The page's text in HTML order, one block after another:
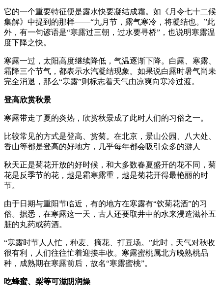
它的一个重要特征便是露水快要凝结成霜。如《月令七十二候
集解》中提到的那样——“九月节，露气寒冷，将凝结也。”此
外，有一句谚语是“寒露过三朝，过水要寻桥”，也说明寒露温
度下降之快。
寒露一过，太阳高度继续降低，气温逐渐下降。白露、寒露、
霜降三个节气，都表示水汽凝结现象。如果说白露时暑气尚未
完全消退，那么“寒露”则标志着天气由凉爽向寒冷过渡。
登高欣赏秋景
寒露带走了夏的炎热，欣赏秋景成了此时人们的习俗之一。
比较常见的方式是登高、赏菊。在北京，景山公园、八大处、
香山等都是登高的好地方，几乎每年都会吸引众多的游人
秋天正是菊花开放的好时候，和大多数春夏盛开的花不同，菊
花是反季节的花，越是霜寒露重，越是菊花开得最艳丽的时
节。
由于日期与重阳节临近，有的地方在寒露有“饮菊花酒”的习
俗。据悉，在寒露这一天，古人还要取井中的水来浸造滋补五
脏的丸药或药酒。
“寒露时节人人忙，种麦、摘花、打豆场。”此时，天气对秋收
很有利，人们往往忙着迎接丰收。寒露蜜桃属北方晚熟桃品
种，成熟期在寒露前后，故名“寒露蜜桃”。
吃蜂蜜、梨等可滋阴润燥